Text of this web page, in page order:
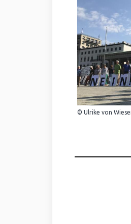
© Ulrike von